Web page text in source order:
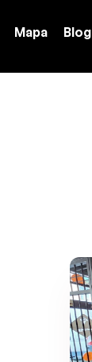
Mapa Blog